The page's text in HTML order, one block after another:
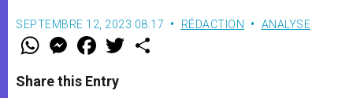
SEPTEMBRE 12, 2023 08:17 RÉDACTION ANALYSE
W
t
s
M
e
s
e
F
a
e
b
w
Share this Entry